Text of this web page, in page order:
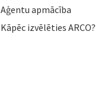
Aģentu apmācība
Kāpēc izvēlēties ARCO?